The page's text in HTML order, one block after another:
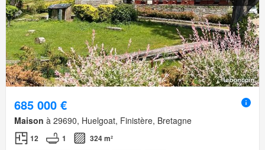
685 000 €
Maison à 29690, Huelgoat, Finistère, Bretagne
12 1 324 m²